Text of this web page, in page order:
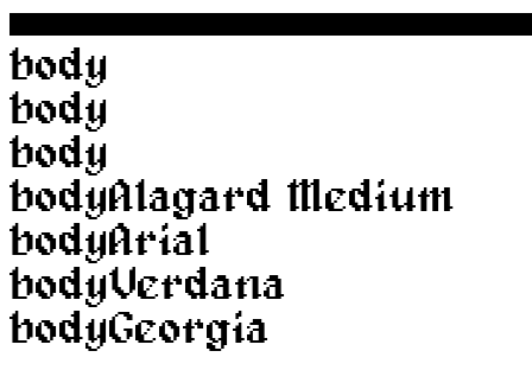
body
body
body
bodyAlagard Medium
bodyArial
bodyVerdana
bodyGeorgia